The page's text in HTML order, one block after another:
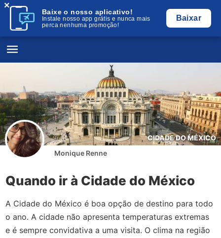
Baixe o nosso aplicativo!
Instale nosso app grátis e nunca mais
perca nenhuma promoção!
Baixar
×
CIDADE DO MÉXICO
Monique Renne
Quando ir à Cidade do México
A Cidade do México é boa opção de destino para todo
o ano. A cidade não apresenta temperaturas extremas
e é sempre convidativa a uma visita. O clima na região